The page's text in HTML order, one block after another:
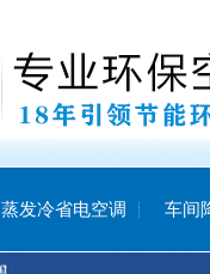
蒸发冷省电空调 车间